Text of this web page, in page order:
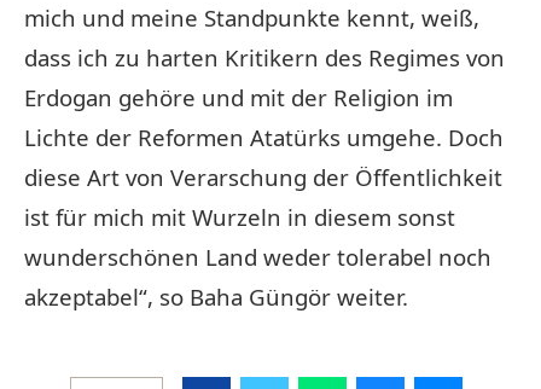
mich und meine Standpunkte kennt, weiß,
dass ich zu harten Kritikern des Regimes von
Erdogan gehöre und mit der Religion im
Lichte der Reformen Atatürks umgehe. Doch
diese Art von Verarschung der Öffentlichkeit
ist für mich mit Wurzeln in diesem sonst
wunderschönen Land weder tolerabel noch
akzeptabel“, so Baha Güngör weiter.